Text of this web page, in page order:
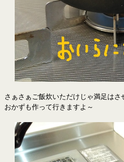
さぁさぁご飯炊いただけじゃ満足はさ
おかずも作って行きますよ～